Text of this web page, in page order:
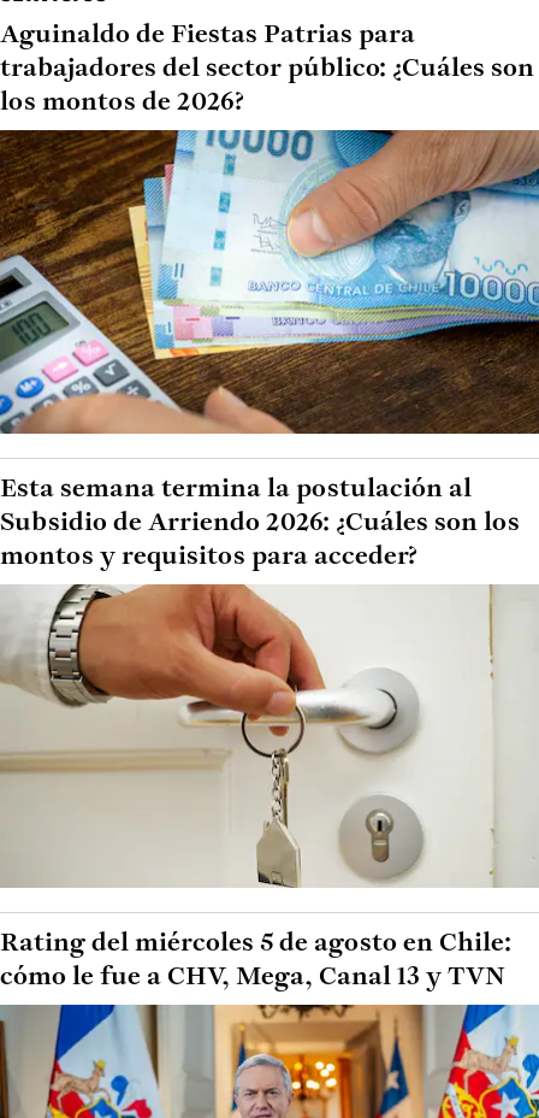
Aguinaldo de Fiestas Patrias para
trabajadores del sector público: ¿Cuáles son
los montos de 2026?
Esta semana termina la postulación al
Subsidio de Arriendo 2026: ¿Cuáles son los
montos y requisitos para acceder?
Rating del miércoles 5 de agosto en Chile:
cómo le fue a CHV, Mega, Canal 13 y TVN